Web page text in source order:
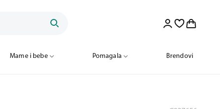
Mame i bebe Pomagala Brendovi